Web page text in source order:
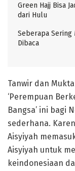
Green Hajj Bisa
dari Hulu
Seberapa Sering
Dibaca
Tanwir dan
‘Perempuan
Bangsa’ ini bagi
sederhana.
Aisyiyah
Aisyiyah untuk
keindonesiaan